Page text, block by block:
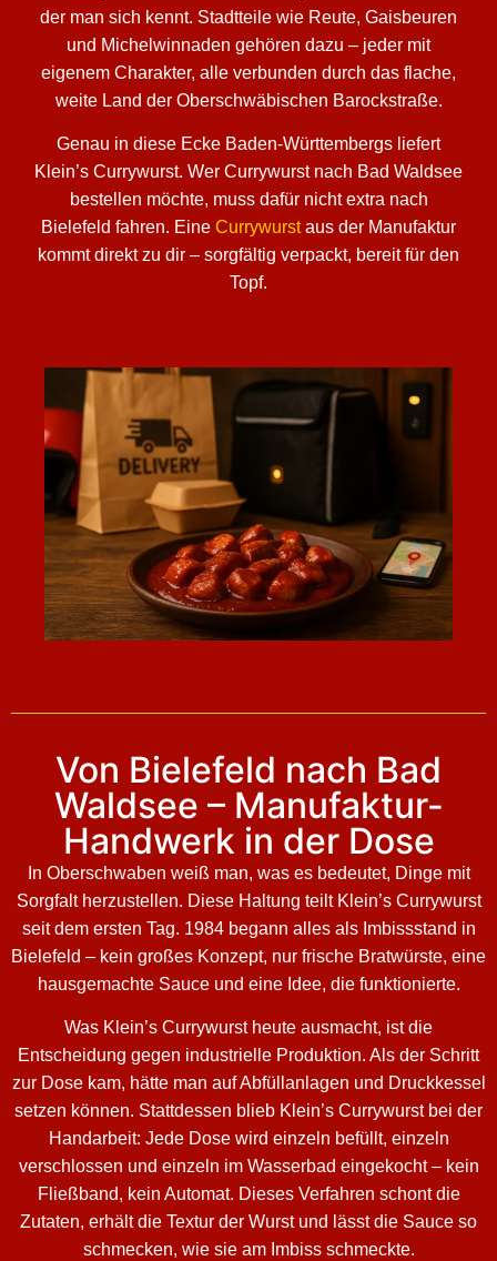
der man sich kennt. Stadtteile wie Reute, Gaisbeuren
und Michelwinnaden gehören dazu – jeder mit
eigenem Charakter, alle verbunden durch das flache,
weite Land der Oberschwäbischen Barockstraße.
Genau in diese Ecke Baden-Württembergs liefert
Klein’s Currywurst. Wer Currywurst nach Bad Waldsee
bestellen möchte, muss dafür nicht extra nach
Bielefeld fahren. Eine Currywurstaus der Manufaktur
kommt direkt zu dir – sorgfältig verpackt, bereit für den
Topf.
Von Bielefeld nach Bad
Waldsee – Manufaktur-
Handwerk in der Dose
In Oberschwaben weiß man, was es bedeutet, Dinge mit
Sorgfalt herzustellen. Diese Haltung teilt Klein’s Currywurst
seit dem ersten Tag. 1984 begann alles als Imbissstand in
Bielefeld – kein großes Konzept, nur frische Bratwürste, eine
hausgemachte Sauce und eine Idee, die funktionierte.
Was Klein’s Currywurst heute ausmacht, ist die
Entscheidung gegen industrielle Produktion. Als der Schritt
zur Dose kam, hätte man auf Abfüllanlagen und Druckkessel
setzen können. Stattdessen blieb Klein’s Currywurst bei der
Handarbeit: Jede Dose wird einzeln befüllt, einzeln
verschlossen und einzeln im Wasserbad eingekocht – kein
Fließband, kein Automat. Dieses Verfahren schont die
Zutaten, erhält die Textur der Wurst und lässt die Sauce so
schmecken, wie sie am Imbiss schmeckte.